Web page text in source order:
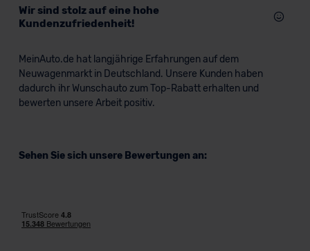
Wir sind stolz auf eine hohe
Kundenzufriedenheit!
MeinAuto.de hat langjährige Erfahrungen auf dem
Neuwagenmarkt in Deutschland. Unsere Kunden haben
dadurch ihr Wunschauto zum Top-Rabatt erhalten und
bewerten unsere Arbeit positiv.
Sehen Sie sich unsere Bewertungen an: